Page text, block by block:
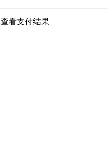
查看支付结果